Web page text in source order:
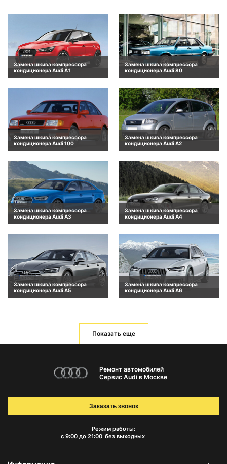
Замена шкива компрессора
кондиционера Audi A1
Замена шкива компрессора
кондиционера Audi 80
Замена шкива компрессора
кондиционера Audi 100
Замена шкива компрессора
кондиционера Audi A2
Замена шкива компрессора
кондиционера Audi A3
Замена шкива компрессора
кондиционера Audi A4
Замена шкива компрессора
кондиционера Audi A5
Замена шкива компрессора
кондиционера Audi A6
Показать еще
Ремонт автомобилей
Сервис Audi в Москве
Режим работы:
с 9:00 до 21:00 без выходных
Заказать звонок